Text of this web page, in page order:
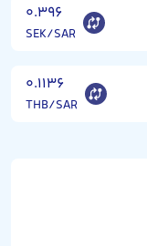
۰.۳۹۶
SEK/SAR
۰.۱۱۳۶
THB/SAR